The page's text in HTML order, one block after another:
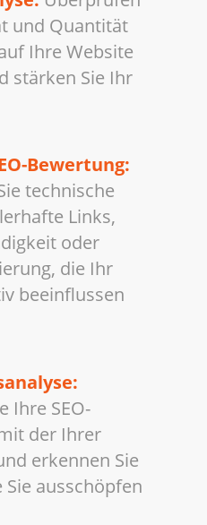
und Quantität
Ihre Website
stärken Sie Ihr
Bewertung:
technische
Links,
oder
die Ihr
beeinflussen
Ihre SEO-
der Ihrer
erkennen Sie
Sie ausschöpfen